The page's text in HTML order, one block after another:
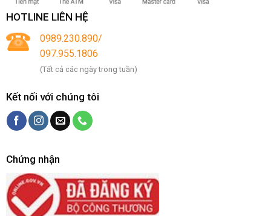
HOTLINE LIÊN HỆ
0989.230.890/
097.955.1806
(Tất cả các ngày trong tuần)
Kết nối với chúng tôi
Chứng nhận